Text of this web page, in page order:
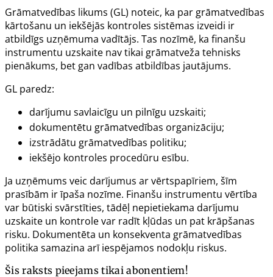
Grāmatvedības likums (GL) noteic, ka par grāmatvedības
kārtošanu un iekšējās kontroles sistēmas izveidi ir
atbildīgs uzņēmuma vadītājs. Tas nozīmē, ka finanšu
instrumentu uzskaite nav tikai grāmatveža tehnisks
pienākums, bet gan vadības atbildības jautājums.
GL paredz:
darījumu savlaicīgu un pilnīgu uzskaiti;
dokumentētu grāmatvedības organizāciju;
izstrādātu grāmatvedības politiku;
iekšējo kontroles procedūru esību.
Ja uzņēmums veic darījumus ar vērtspapīriem, šīm
prasībām ir īpaša nozīme. Finanšu instrumentu vērtība
var būtiski svārstīties, tādēļ nepietiekama darījumu
uzskaite un kontrole var radīt kļūdas un pat krāpšanas
risku. Dokumentēta un konsekventa grāmatvedības
politika samazina arī iespējamos nodokļu riskus.
Šis raksts pieejams tikai abonentiem!